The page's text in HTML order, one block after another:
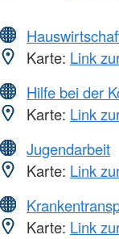
Karte: Link
Hilfe bei der
Karte: Link
Jugendarbeit
Karte: Link
Karte: Link